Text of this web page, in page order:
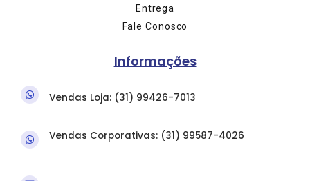
Entrega
Fale Conosco
Informações
Vendas Loja: (31) 99426-7013
Vendas Corporativas: (31) 99587-4026